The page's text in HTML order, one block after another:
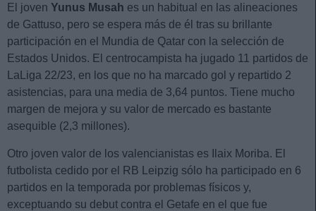
El joven Yunus Musah es un habitual en las alineaciones
de Gattuso, pero se espera más de él tras su brillante
participación en el Mundia de Qatar con la selección de
Estados Unidos. El centrocampista ha jugado 11 partidos de
LaLiga 22/23, en los que no ha marcado gol y repartido 2
asistencias, para una media de 3,64 puntos. Tiene mucho
margen de mejora y su valor de mercado es bastante
asequible (2,3 millones).
Otro joven valor de los valencianistas es Ilaix Moriba. El
futbolista cedido por el RB Leipzig sólo ha participado en 6
partidos en la temporada por problemas físicos y,
exceptuando su debut contra el Getafe en el que fue